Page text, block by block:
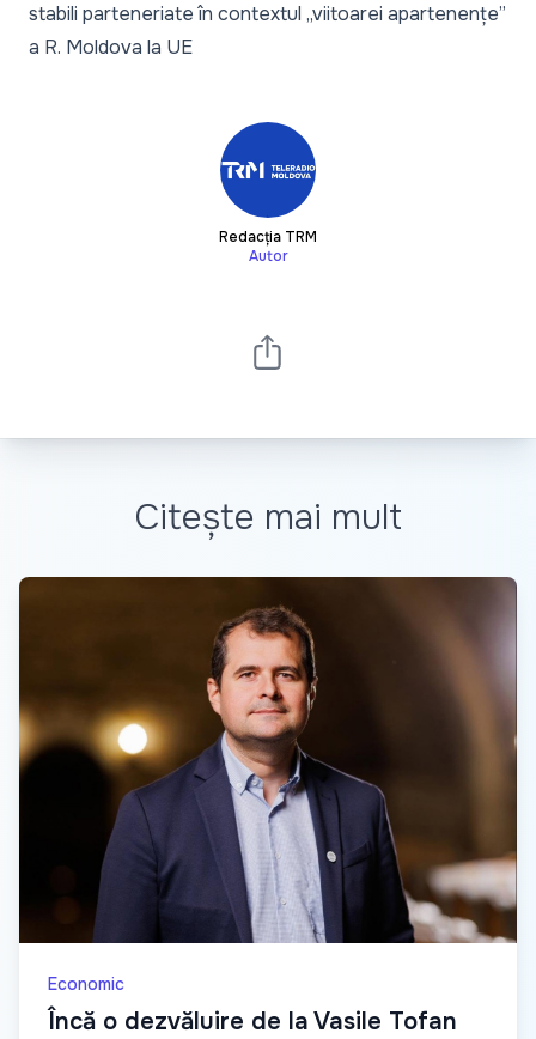
stabili parteneriate în contextul „viitoarei apartenențe”
a R. Moldova la UE
Redacția TRM
Autor
Citește mai mult
Economic
Încă o dezvăluire de la Vasile Tofan